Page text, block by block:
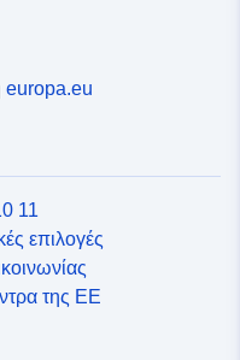
europa.eu
11
επιλογές
της ΕΕ